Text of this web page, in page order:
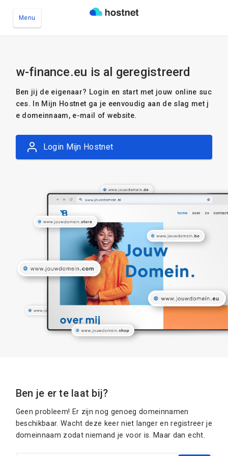
Menu
w-finance.eu is al geregistreerd
Ben jij de eigenaar? Login en start met jouw online suc
ces. In Mijn Hostnet ga je eenvoudig aan de slag met j
e domeinnaam, e-mail of website.
Login Mijn Hostnet
Ben je er te laat bij?
Geen probleem! Er zijn nog genoeg domeinnamen
beschikbaar. Wacht deze keer niet langer en registreer je
domeinnaam zodat niemand je voor is. Maar dan echt.